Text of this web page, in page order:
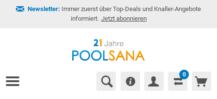
Newsletter: Immer zuerst über Top-Deals und Knaller-Angebote
informiert. Jetzt abonnieren
0